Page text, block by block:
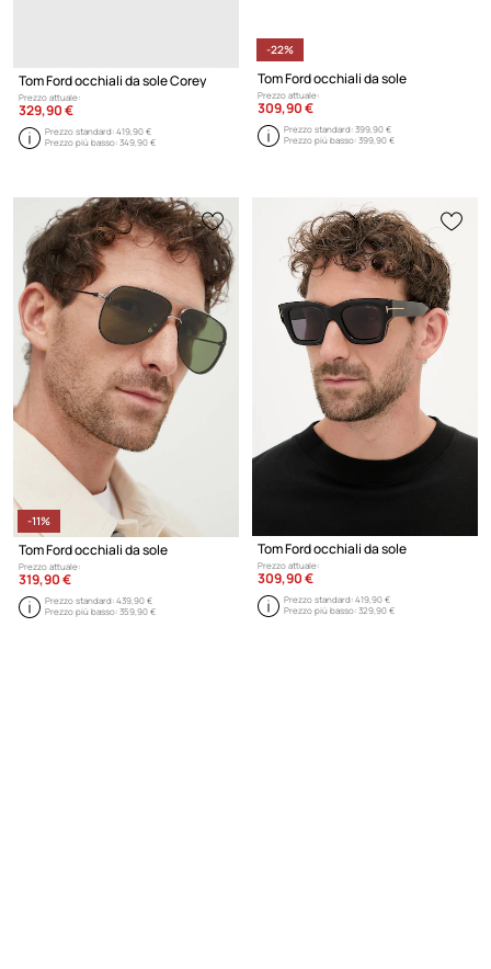
Tom Ford occhiali da sole Corey
Prezzo attuale:
329,90 €
Prezzo standard:419,90 €
Prezzo più basso:349,90 €
-22%
Tom Ford occhiali da sole
Prezzo attuale:
309,90 €
Prezzo standard:399,90 €
Prezzo più basso:399,90 €
-11%
Tom Ford occhiali da sole
Prezzo attuale:
319,90 €
Prezzo standard:439,90 €
Prezzo più basso:359,90 €
Tom Ford occhiali da sole
Prezzo attuale:
309,90 €
Prezzo standard:419,90 €
Prezzo più basso:329,90 €